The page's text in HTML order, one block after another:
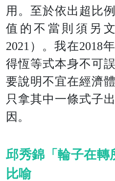
用。至於依出超比
值的不當則須另
2021）。我在2018
得恆等式本身不可
要說明不宜在經濟
只拿其中一條式子
因。
邱秀錦「輪子在轉
比喻